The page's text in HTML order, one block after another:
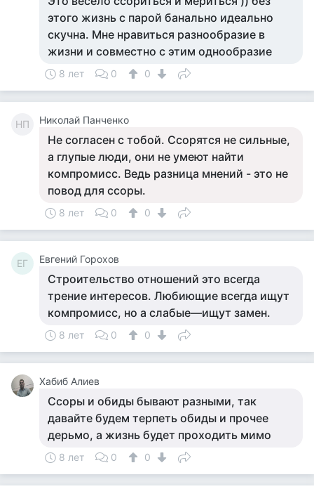
этого жизнь с парой банально идеально
скучна. Мне нравиться разнообразие в
жизни и совместно с этим однообразие
8 лет 0 0
НП Николай Панченко
Не согласен с тобой. Ссорятся не сильные,
а глупые люди, они не умеют найти
компромисс. Ведь разница мнений - это не
повод для ссоры.
8 лет 0 0
ЕГ Евгений Горохов
Строительство отношений это всегда
трение интересов. Любиющие всегда ищут
компромисс, но а слабые—ищут замен.
8 лет 0 0
Хабиб Алиев
Ссоры и обиды бывают разными, так
давайте будем терпеть обиды и прочее
дерьмо, а жизнь будет проходить мимо
8 лет 0 0